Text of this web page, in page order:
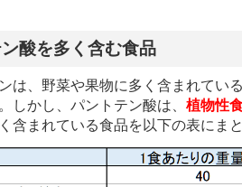
酸を多く含む食品
は、野菜や果物に多く含まれてい
しかし、パントテン酸は、 植物性
含まれている食品を以下の表にま